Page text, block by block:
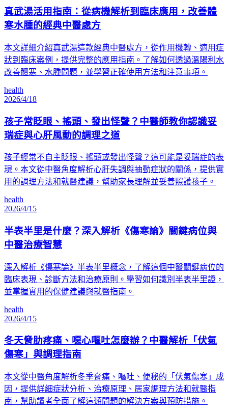
真武湯活用指南：從病機解析到臨床應用，改善體
寒水腫的經典中醫處方
本文詳細介紹真武湯這款經典中醫處方，從作用機轉、適用症
狀到臨床案例，提供完整的應用指南。了解如何透過溫陽利水
改善體寒、水腫問題，並學習正確使用方法和注意事項。
health
2026/4/18
孩子常眨眼、搖頭、發出怪聲？中醫師教你認識妥
瑞症與心肝風動的調理之道
孩子經常不自主眨眼、搖頭或發出怪聲？這可能是妥瑞症的表
現。本文從中醫角度解析心肝失調與抽動症狀的關係，提供實
用的調理方法和就醫建議，幫助家長理解並妥善照護孩子。
health
2026/4/15
半表半里是什麼？深入解析《傷寒論》關鍵病位與
中醫治療智慧
深入解析《傷寒論》半表半里概念，了解這個中醫關鍵病位的
臨床表現、診斷方法和治療原則。學習如何識別半表半里證，
並掌握實用的保健建議與就醫指南。
health
2026/4/15
冬天脅肋疼痛、噁心嘔吐怎麼辦？中醫解析「伏氣
傷寒」與調理指南
本文從中醫角度解析冬季脅痛、嘔吐、便秘的「伏氣傷寒」成
因，提供詳細症狀分析、治療原理、居家調理方法和就醫指
南，幫助讀者全面了解這類問題的解決方案與預防措施。